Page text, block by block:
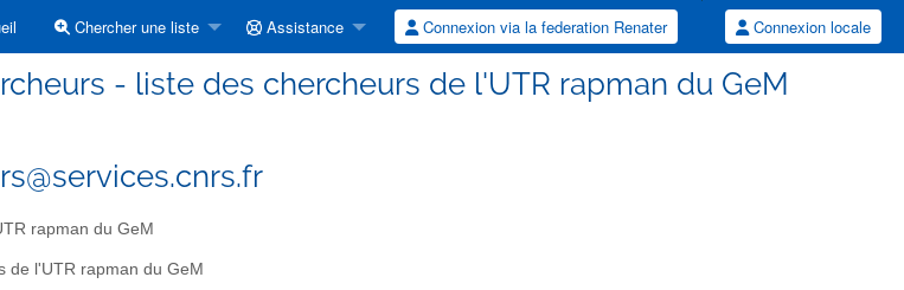
Chercher une liste Assistance Connexion via la federation Renater Connexion locale
- liste des chercheurs de l'UTR rapman du GeM
rapman du GeM
de l'UTR rapman du GeM